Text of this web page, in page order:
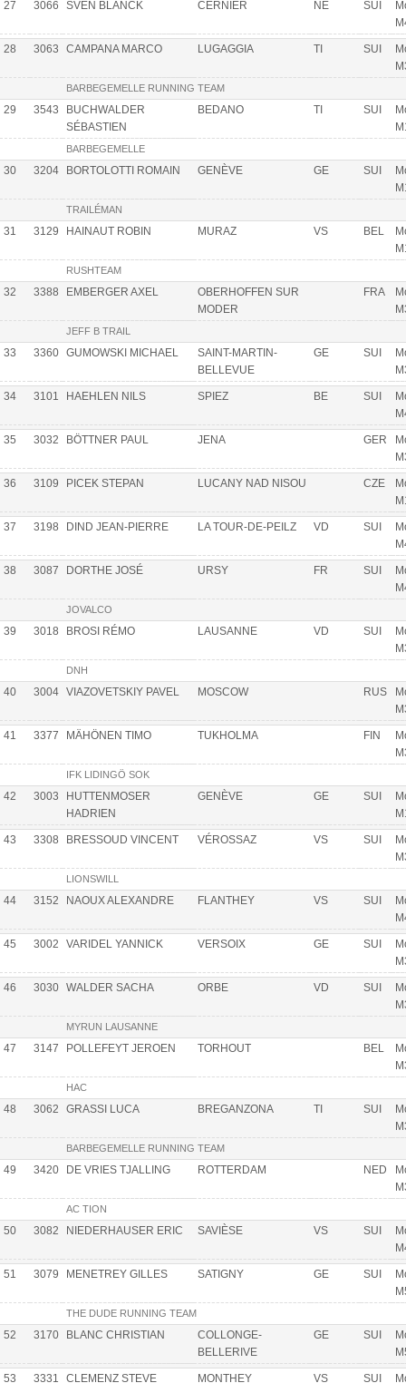
27 3066 SVEN BLANCK CERNIER NE SUI
28 3063 CAMPANA MARCO LUGAGGIA TI SUI
BARBEGEMELLE RUNNING TEAM
29 3543
BUCHWALDER
SÉBASTIEN
BEDANO TI SUI
BARBEGEMELLE
30 3204 BORTOLOTTI ROMAIN GENÈVE GE SUI
TRAILÉMAN
31 3129 HAINAUT ROBIN MURAZ VS BEL
RUSHTEAM
32 3388 EMBERGER AXEL
OBERHOFFEN SUR
MODER
FRA
JEFF B TRAIL
33 3360 GUMOWSKI MICHAEL
SAINT-MARTIN-
BELLEVUE
GE SUI
34 3101 HAEHLEN NILS SPIEZ BE SUI
35 3032 BÖTTNER PAUL JENA GER
36 3109 PICEK STEPAN LUCANY NAD NISOU CZE
37 3198 DIND JEAN-PIERRE LA TOUR-DE-PEILZ VD SUI
38 3087 DORTHE JOSÉ URSY FR SUI
JOVALCO
39 3018 BROSI RÉMO LAUSANNE VD SUI
DNH
40 3004 VIAZOVETSKIY PAVEL MOSCOW RUS
41 3377 MÄHÖNEN TIMO TUKHOLMA FIN
IFK LIDINGÖ SOK
42 3003
HUTTENMOSER
HADRIEN
GENÈVE GE SUI
43 3308 BRESSOUD VINCENT VÉROSSAZ VS SUI
LIONSWILL
44 3152 NAOUX ALEXANDRE FLANTHEY VS SUI
45 3002 VARIDEL YANNICK VERSOIX GE SUI
46 3030 WALDER SACHA ORBE VD SUI
MYRUN LAUSANNE
47 3147 POLLEFEYT JEROEN TORHOUT BEL
HAC
48 3062 GRASSI LUCA BREGANZONA TI SUI
BARBEGEMELLE RUNNING TEAM
49 3420 DE VRIES TJALLING ROTTERDAM NED
AC TION
50 3082 NIEDERHAUSER ERIC SAVIÈSE VS SUI
51 3079 MENETREY GILLES SATIGNY GE SUI
THE DUDE RUNNING TEAM
52 3170 BLANC CHRISTIAN
COLLONGE-
BELLERIVE
GE SUI
53 3331 CLEMENZ STEVE MONTHEY VS SUI